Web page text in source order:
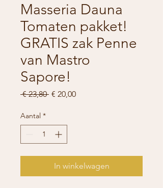
Masseria Dauna
Tomaten pakket!
GRATIS zak Penne
van Mastro
Sapore!
€ 23,80 Normale
€ 20,00Verkoopprijs
Aantal *
In winkelwagen